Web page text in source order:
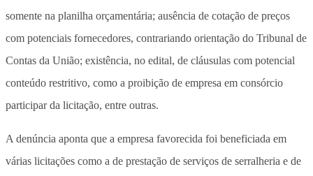
somente na planilha orçamentária; ausência de cotação de preços
com potenciais fornecedores, contrariando orientação do Tribunal de
Contas da União; existência, no edital, de cláusulas com potencial
conteúdo restritivo, como a proibição de empresa em consórcio
participar da licitação, entre outras.
A denúncia aponta que a empresa favorecida foi beneficiada em
várias licitações como a de prestação de serviços de serralheria e de